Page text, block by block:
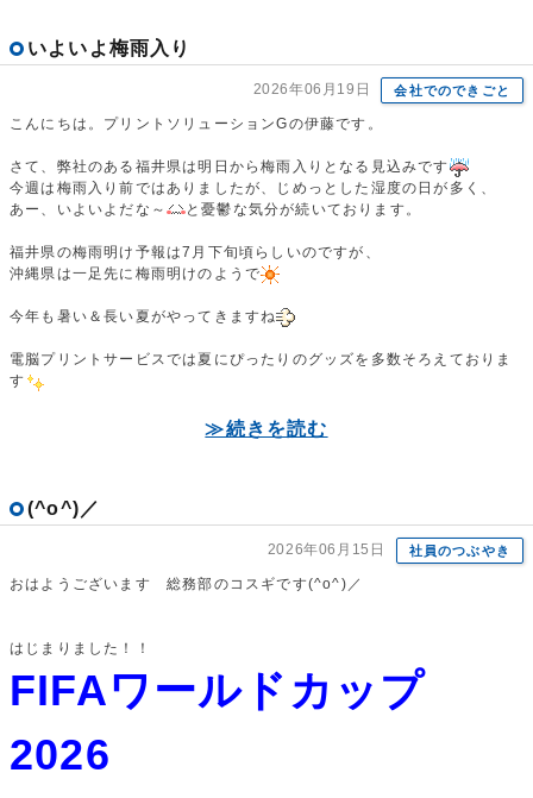
いよいよ梅雨入り
2026年06月19日 会社でのできごと
こんにちは。プリントソリューションGの伊藤です。
さて、弊社のある福井県は明日から梅雨入りとなる見込みです
今週は梅雨入り前ではありましたが、じめっとした湿度の日が多く、
あー、いよいよだな～
と憂鬱な気分が続いております。
福井県の梅雨明け予報は7月下旬頃らしいのですが、
沖縄県は一足先に梅雨明けのようで
今年も暑い＆長い夏がやってきますね
電脳プリントサービスでは夏にぴったりのグッズを多数そろえておりま
す
≫続きを読む
(^o^)／
2026年06月15日 社員のつぶやき
おはようございます 総務部のコスギです(^o^)／
はじまりました！！
FIFAワールドカップ
2026